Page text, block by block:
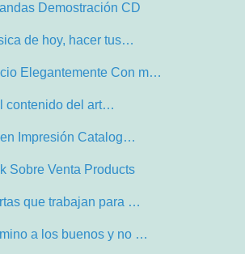
Demostración CD
de hoy, hacer tus…
Elegantemente Con m…
contenido del art…
Impresión Catalog…
Sobre Venta Products
que trabajan para …
a los buenos y no …